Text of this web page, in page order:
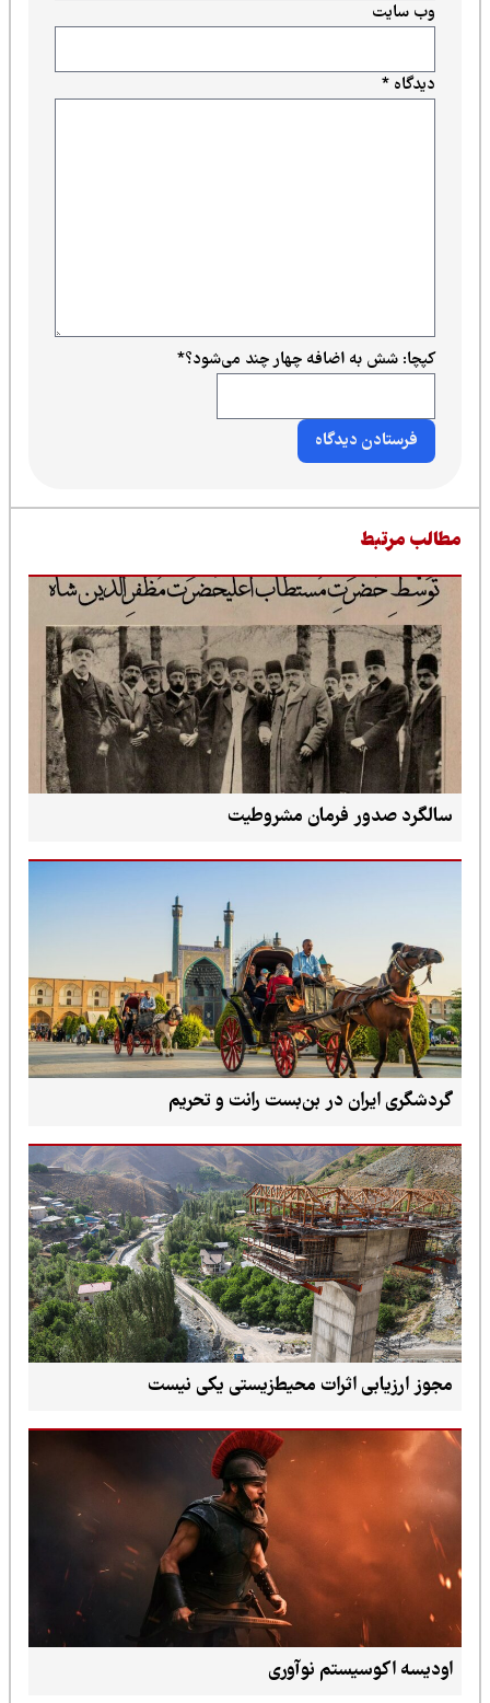
دیدگاه*
وب‌ سایت
کپچا: شش به اضافه چهار چند می‌شود؟*
مرتبط
سالگرد صدور فرمان مشروطیت
گردشگری ایران در بن‌بست رانت و تحریم
مجوز ارزیابی اثرات محیط‌زیستی یکی نیست
اودیسه اکوسیستم نوآوری